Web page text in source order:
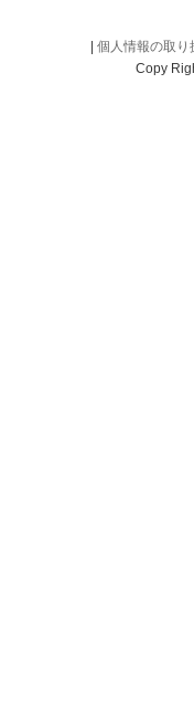
個人情報の取り
Copy